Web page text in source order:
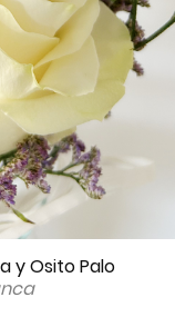
y Osito Palo